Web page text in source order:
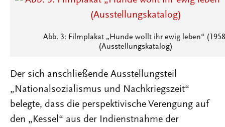
Abb. 3: Filmplakat „Hunde wollt ihr ewig leben“
(Ausstellungskatalog)
Der sich anschließende Ausstellungsteil
„Nationalsozialismus und Nachkriegszeit“
belegte, dass die perspektivische Verengung auf
den „Kessel“ aus der Indienstnahme der